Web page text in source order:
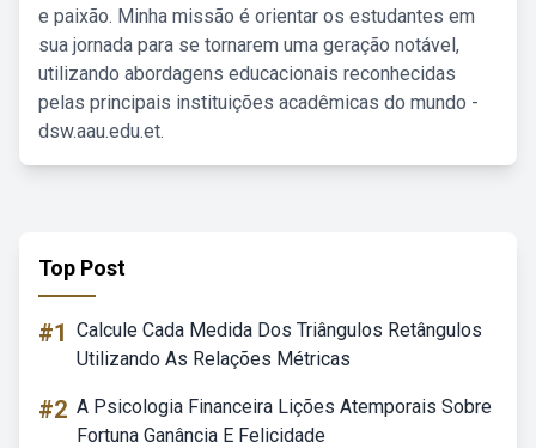
e paixão. Minha missão é orientar os estudantes em
sua jornada para se tornarem uma geração notável,
utilizando abordagens educacionais reconhecidas
pelas principais instituições acadêmicas do mundo -
dsw.aau.edu.et.
Top Post
#1 Calcule Cada Medida Dos Triângulos Retângulos
Utilizando As Relações Métricas
#2 A Psicologia Financeira Lições Atemporais Sobre
Fortuna Ganância E Felicidade